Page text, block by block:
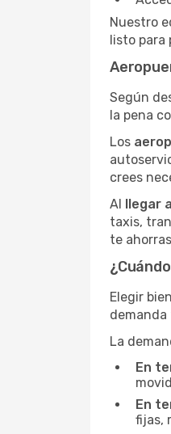
Nuestro
listo para
Según
la pena
Los
crees
Al llegar
taxis,
te
Elegir
demanda
La
En
En
fijas,